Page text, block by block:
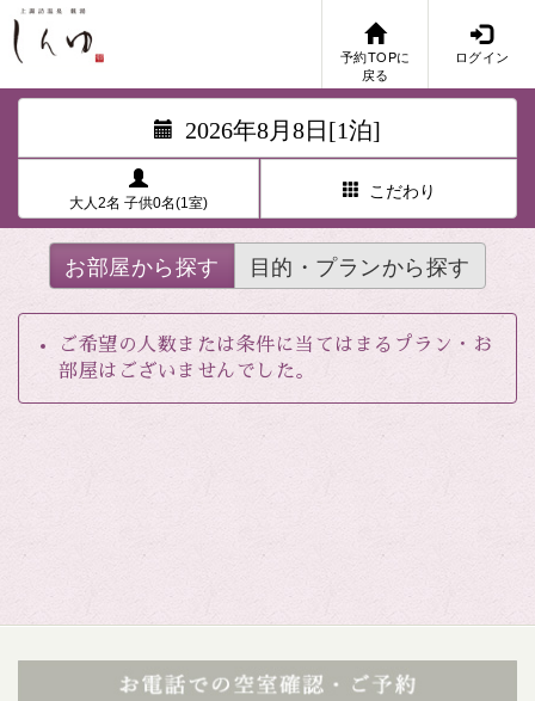
予約TOPに
戻る
ログイン
2026年8月8日[1泊]
大人2名 子供0名(1室)
こだわり
お部屋から探す 目的・プランから探す
ご希望の人数または条件に当てはまるプラン・お
部屋はございませんでした。